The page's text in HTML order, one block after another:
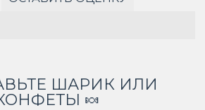
ШАРИК ИЛИ
🍬